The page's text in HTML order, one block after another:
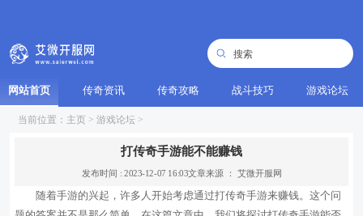
网站首页 传奇资讯 传奇攻略 战斗技巧 游戏论坛
当前位置： 主页 > 游戏论坛 >
打传奇手游能不能赚钱
发布时间 : 2023-12-07 16:03文章来源 ： 艾微开服网
随着手游的兴起，许多人开始考虑通过打传奇手游来赚钱。这个问